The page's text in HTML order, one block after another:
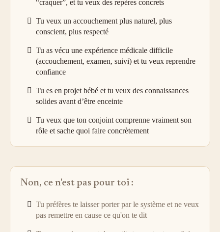
“craquer”, et tu veux des repères concrets
Tu veux un accouchement plus naturel, plus
conscient, plus respecté
Tu as vécu une expérience médicale difficile
(accouchement, examen, suivi) et tu veux reprendre
confiance
Tu es en projet bébé et tu veux des connaissances
solides avant d’être enceinte
Tu veux que ton conjoint comprenne vraiment son
rôle et sache quoi faire concrètement
Non, ce n'est pas pour toi :
Tu préfères te laisser porter par le système et ne veux
pas remettre en cause ce qu'on te dit